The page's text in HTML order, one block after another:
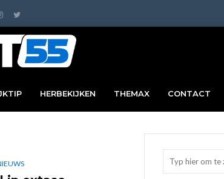
HERBEKIJKEN THEMAX CONTACT